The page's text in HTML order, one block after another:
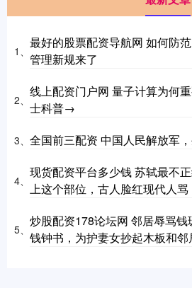
1、
最好的股票配资导航网 如何防
管理新规来了
2、
线上配资门户网 量子计算为何
士科普→
3、 全国前三配资 中国人民解放军，
4、
现货配资平台多少钱 苏轼最不
上这个部位，古人脸红现代人骂
5、
炒股配资178论坛网 邻居辱骂钱
钱钟书，为护妻女抄起木板和邻